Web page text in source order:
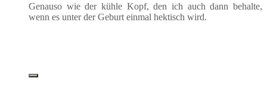
Genau­so wie der küh­le Kopf, den ich auch dann behal­te,
wenn es unter der Geburt ein­mal hek­tisch wird.